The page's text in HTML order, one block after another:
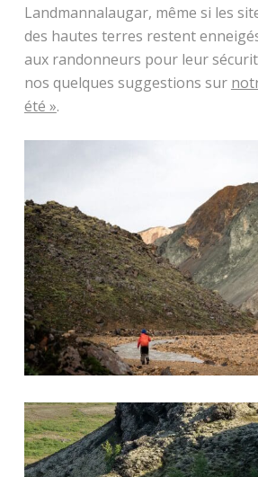
Landmannalaugar, même si les
des hautes terres restent
aux randonneurs pour leur
nos quelques suggestions sur
été ».